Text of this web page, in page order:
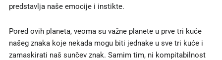
predstavlja naše emocije i instikte.
Pored ovih planeta, veoma su važne planete u prve tri kuće
našeg znaka koje nekada mogu biti jednake u sve tri kuće i
zamaskirati naš sunčev znak. Samim tim, ni kompitabilnost